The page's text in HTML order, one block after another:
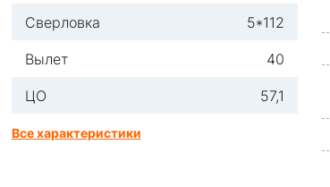
Сверловка
5*112
Вылет
40
ЦО
57,1
Все характеристики